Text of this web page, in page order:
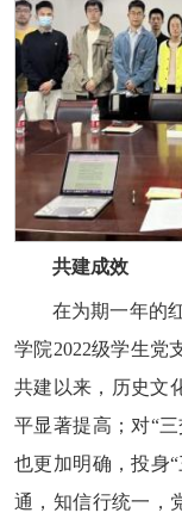
共建成效
在为期一年的
学院2022级学生党
共建以来，历史文
平显著提高；对“
也更加明确，投身
通，知信行统一，